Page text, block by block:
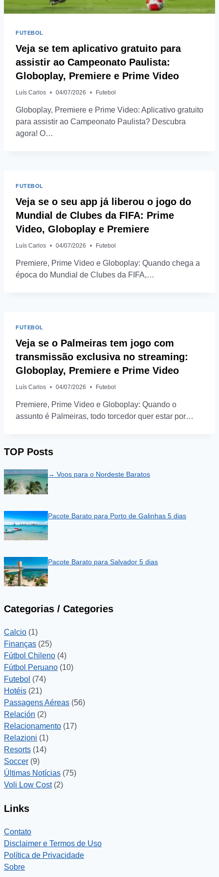
FUTEBOL
Veja se tem aplicativo gratuito para
assistir ao Campeonato Paulista:
Globoplay, Premiere e Prime Video
Luís Carlos 04/07/2026 Futebol
Globoplay, Premiere e Prime Video: Aplicativo gratuito
para assistir ao Campeonato Paulista? Descubra
agora! O…
FUTEBOL
Veja se o seu app já liberou o jogo do
Mundial de Clubes da FIFA: Prime
Video, Globoplay e Premiere
Luís Carlos 04/07/2026 Futebol
Premiere, Prime Video e Globoplay: Quando chega a
época do Mundial de Clubes da FIFA,…
FUTEBOL
Veja se o Palmeiras tem jogo com
transmissão exclusiva no streaming:
Globoplay, Premiere e Prime Video
Luís Carlos 04/07/2026 Futebol
Premiere, Prime Video e Globoplay: Quando o
assunto é Palmeiras, todo torcedor quer estar por…
TOP Posts
→ Voos para o Nordeste Baratos
Pacote Barato para Porto de Galinhas 5 dias
Pacote Barato para Salvador 5 dias
Categorias / Categories
Calcio (1)
Finanças (25)
Fútbol Chileno (4)
Fútbol Peruano (10)
Futebol (74)
Hotéis (21)
Passagens Aéreas (56)
Relación (2)
Relacionamento (17)
Relazioni (1)
Resorts (14)
Soccer (9)
Últimas Notícias (75)
Voli Low Cost(2)
Links
Contato
Disclaimer e Termos de Uso
Política de Privacidade
Sobre